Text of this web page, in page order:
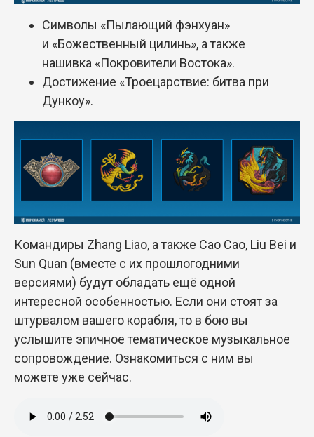
Символы «Пылающий фэнхуан»
и «Божественный цилинь», а также
нашивка «Покровители Востока».
Достижение «Троецарствие: битва при
Дункоу».
Командиры Zhang Liao, а также Cao Cao, Liu Bei и
Sun Quan (вместе с их прошлогодними
версиями) будут обладать ещё одной
интересной особенностью. Если они стоят за
штурвалом вашего корабля, то в бою вы
услышите эпичное тематическое музыкальное
сопровождение. Ознакомиться с ним вы
можете уже сейчас.